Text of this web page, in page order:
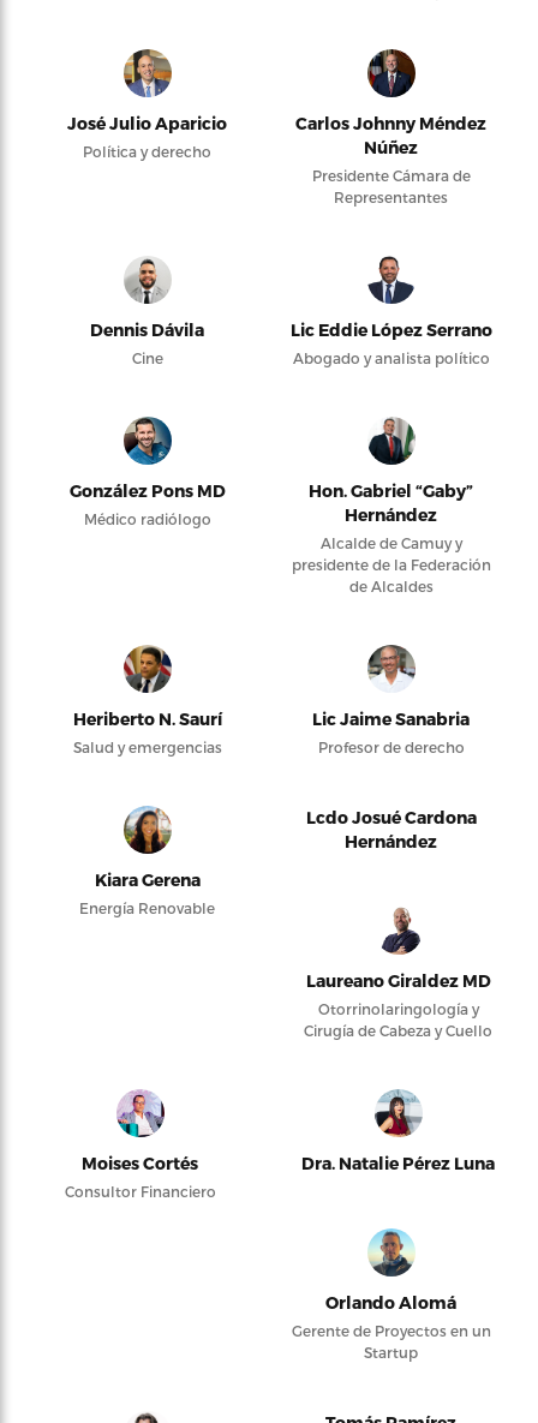
José Julio Aparicio
Política y derecho
Carlos Johnny Méndez
Núñez
Presidente Cámara de
Representantes
Dennis Dávila
Cine
Lic Eddie López Serrano
Abogado y analista político
González Pons MD
Médico radiólogo
Hon. Gabriel “Gaby”
Hernández
Alcalde de Camuy y
presidente de la Federación
de Alcaldes
Heriberto N. Saurí
Salud y emergencias
Lic Jaime Sanabria
Profesor de derecho
Kiara Gerena
Energía Renovable
Lcdo Josué Cardona
Hernández
Laureano Giraldez MD
Otorrinolaringología y
Cirugía de Cabeza y Cuello
Moises Cortés
Consultor Financiero
Dra. Natalie Pérez Luna
Orlando Alomá
Gerente de Proyectos en un
Startup